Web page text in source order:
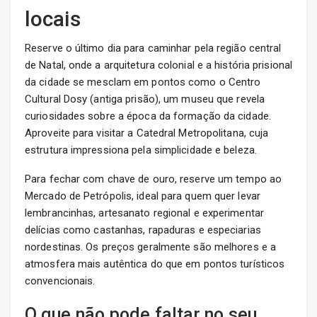
locais
Reserve o último dia para caminhar pela região central
de Natal, onde a arquitetura colonial e a história prisional
da cidade se mesclam em pontos como o Centro
Cultural Dosy (antiga prisão), um museu que revela
curiosidades sobre a época da formação da cidade.
Aproveite para visitar a Catedral Metropolitana, cuja
estrutura impressiona pela simplicidade e beleza.
Para fechar com chave de ouro, reserve um tempo ao
Mercado de Petrópolis, ideal para quem quer levar
lembrancinhas, artesanato regional e experimentar
delícias como castanhas, rapaduras e especiarias
nordestinas. Os preços geralmente são melhores e a
atmosfera mais autêntica do que em pontos turísticos
convencionais.